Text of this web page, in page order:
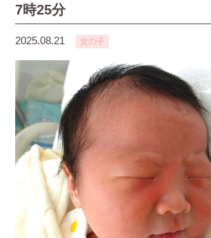
7時25分
2025.08.21 女の子